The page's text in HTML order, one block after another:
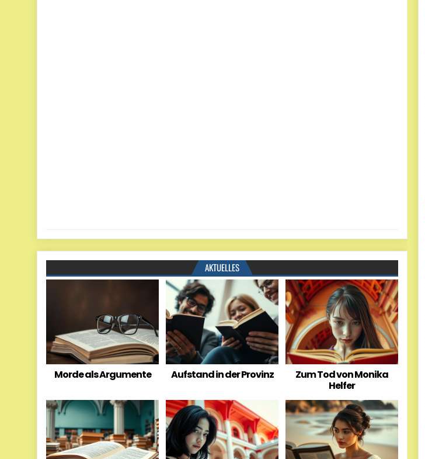
AKTUELLES
Morde als Argumente Aufstand in der Provinz
Zum Tod von Monika
Helfer